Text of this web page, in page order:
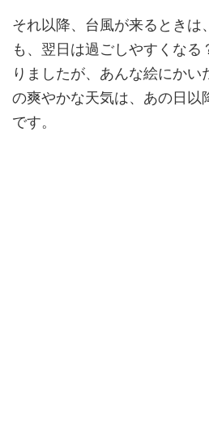
それ以降、台風が来るときは
も、翌日は過ごしやすくなる
りましたが、あんな絵にかい
の爽やかな天気は、あの日以
です。